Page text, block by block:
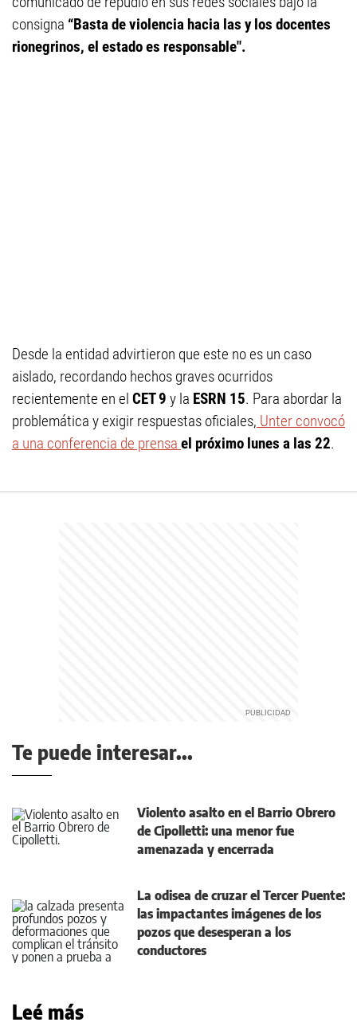
consigna “Basta de violencia hacia las y los docentes
rionegrinos, el estado es responsable".
Desde la entidad advirtieron que este no es un caso
aislado, recordando hechos graves ocurridos
recientemente en el CET 9 y la ESRN 15. Para abordar la
problemática y exigir respuestas oficiales, Unter convocó
a una conferencia de prensa el próximo lunes a las 22.
Te puede interesar...
Violento asalto en el Barrio Obrero
de Cipolletti: una menor fue
amenazada y encerrada
La odisea de cruzar el Tercer Puente:
las impactantes imágenes de los
pozos que desesperan a los
conductores
Leé más